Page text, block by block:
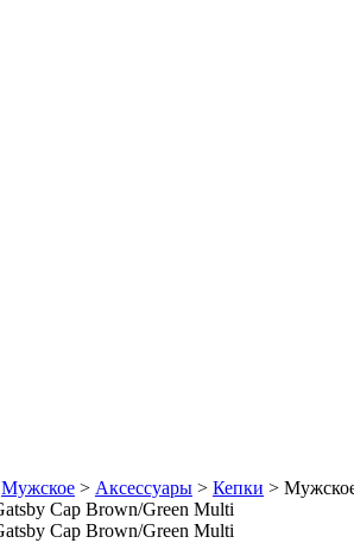
Мужское > Аксессуары > Кепки >